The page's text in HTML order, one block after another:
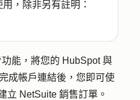
用，除非另有註明：
能，將您的 HubSpot 與
成帳戶連結後，您即可使
立 NetSuite 銷售訂單。